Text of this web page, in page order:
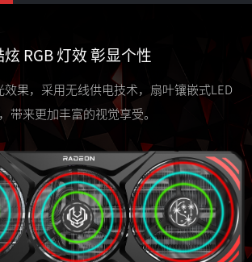
炫 RGB 灯效 彰显个性
效果，采用无线供电技术，扇叶镶嵌式LED
带来更加丰富的视觉享受。